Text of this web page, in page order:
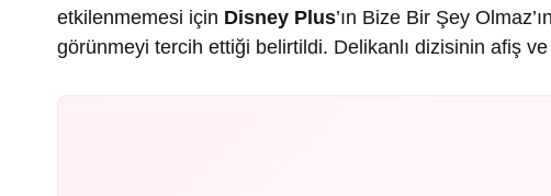
etkilenmemesi için Disney Plus’ın Bize Bir Şey
görünmeyi tercih ettiği belirtildi. Delikanlı dizisinin afiş